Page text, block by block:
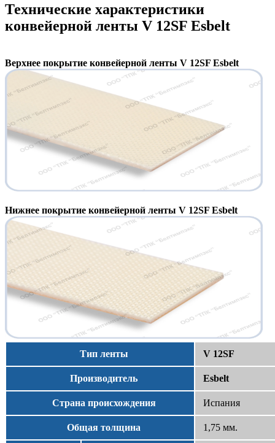
Технические характеристики
конвейерной ленты V 12SF Esbelt
Верхнее покрытие конвейерной ленты V 12SF Esbelt
Нижнее покрытие конвейерной ленты V 12SF Esbelt
Тип ленты V 12SF
Производитель Esbelt
Страна происхождения Испания
Общая толщина 1,75 мм.